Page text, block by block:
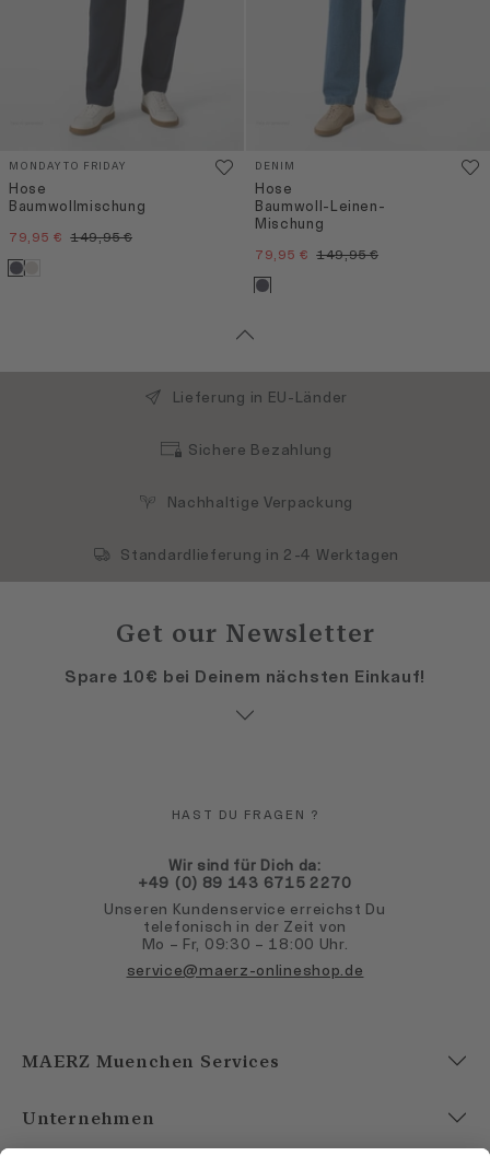
MONDAY TO FRIDAY
Hose
Baumwollmischung
79,95 € 149,95 €
DENIM
Hose
Baumwoll-Leinen-
Mischung
79,95 € 149,95 €
Lieferung in EU-Länder
Sichere Bezahlung
Nachhaltige Verpackung
Standardlieferung in 2-4 Werktagen
Get our Newsletter
Spare 10€ bei Deinem nächsten Einkauf!
HAST DU FRAGEN ?
Wir sind für Dich da:
+49 (0) 89 143 6715 2270
Unseren Kundenservice erreichst Du
telefonisch in der Zeit von
Mo – Fr, 09:30 – 18:00 Uhr.
service@maerz-onlineshop.de
MAERZ Muenchen Services
Unternehmen